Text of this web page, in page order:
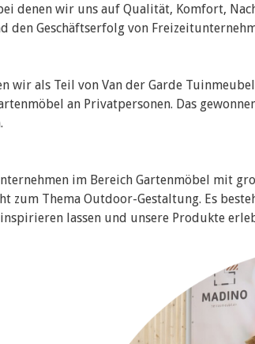
denen wir uns auf Qualität, Komfort,
den Geschäftserfolg von
wir als Teil von Van der Garde
an Privatpersonen. Das
im Bereich Gartenmöbel mit
zum Thema Outdoor-Gestaltung. Es
lassen und unsere Produkte